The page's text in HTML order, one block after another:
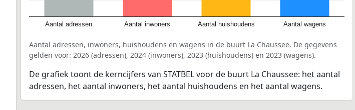
Aantal adressen Aantal inwoners Aantal huishoudens Aantal wagens
Aantal adressen, inwoners, huishoudens en wagens in de buurt La Chaussee. De gegevens
gelden voor: 2026 (adressen), 2024 (inwoners), 2023 (huishoudens) en 2023 (wagens).
De grafiek toont de kerncijfers van STATBEL voor de buurt La Chaussee: het aantal
adressen, het aantal inwoners, het aantal huishoudens en het aantal wagens.